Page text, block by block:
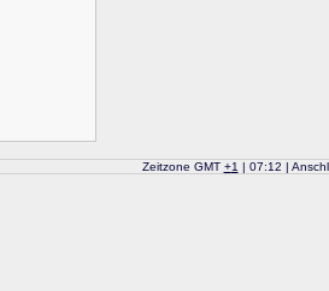
Zeitzone GMT +1 | 07:12 |